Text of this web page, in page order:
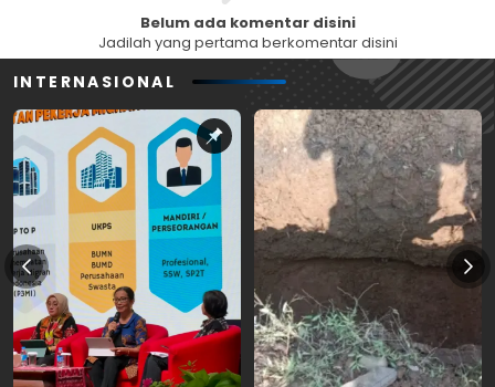
Belum ada komentar disini
Jadilah yang pertama berkomentar disini
INTERNASIONAL